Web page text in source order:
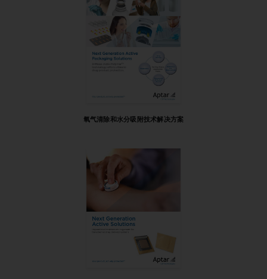
氧气清除和水分吸附技术解决方案